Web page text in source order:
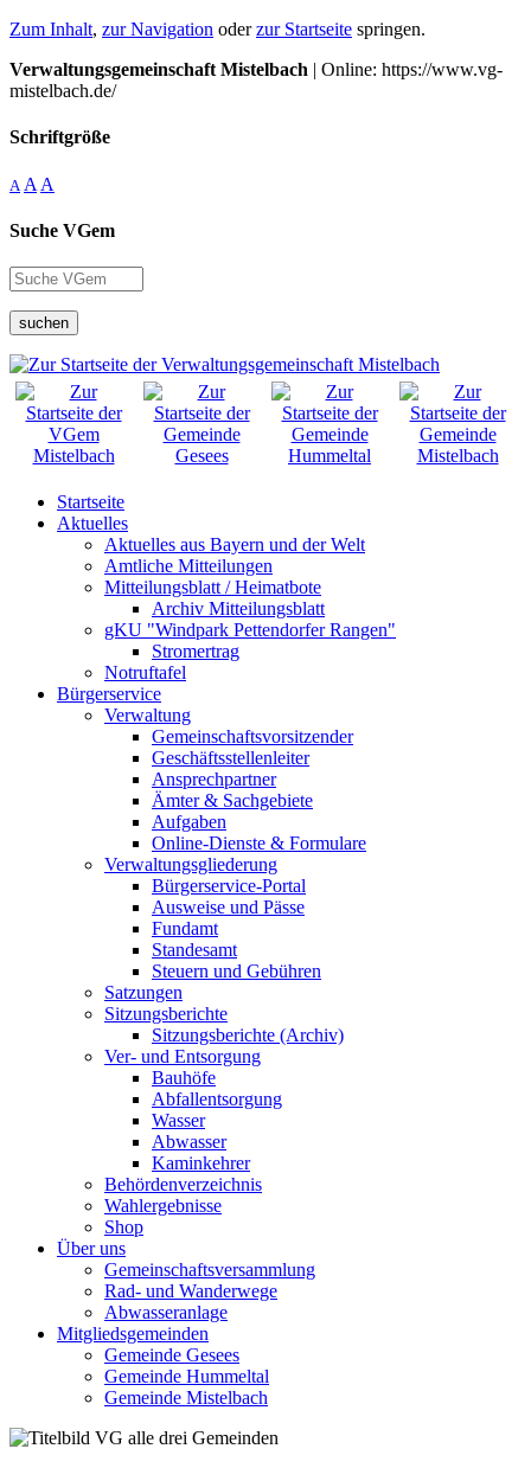
Zum Inhalt, zur Navigation oderzur Startseite springen.
Verwaltungsgemeinschaft Mistelbach | Online: https://www.vg-
mistelbach.de/
Schriftgröße
A A A
Suche VGem
suchen
Startseite
Aktuelles
Aktuelles aus Bayern und der Welt
Amtliche Mitteilungen
Mitteilungsblatt / Heimatbote
Archiv Mitteilungsblatt
gKU "Windpark Pettendorfer Rangen"
Stromertrag
Notruftafel
Bürgerservice
Verwaltung
Gemeinschaftsvorsitzender
Geschäftsstellenleiter
Ansprechpartner
Ämter & Sachgebiete
Aufgaben
Online-Dienste & Formulare
Verwaltungsgliederung
Bürgerservice-Portal
Ausweise und Pässe
Fundamt
Standesamt
Steuern und Gebühren
Satzungen
Sitzungsberichte
Sitzungsberichte (Archiv)
Ver- und Entsorgung
Bauhöfe
Abfallentsorgung
Wasser
Abwasser
Kaminkehrer
Behördenverzeichnis
Wahlergebnisse
Shop
Über uns
Gemeinschaftsversammlung
Rad- und Wanderwege
Abwasseranlage
Mitgliedsgemeinden
Gemeinde Gesees
Gemeinde Hummeltal
Gemeinde Mistelbach